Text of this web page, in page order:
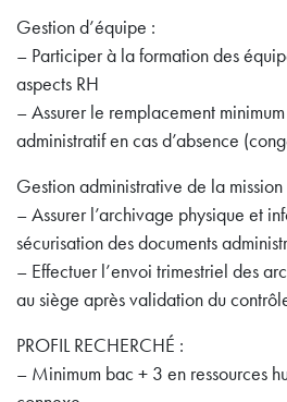
Gestion d’équipe :
– Participer à la formation des
aspects RH
– Assurer le remplacement
administratif en cas d’absence
Gestion administrative de la mission
– Assurer l’archivage physique et
sécurisation des documents
– Effectuer l’envoi trimestriel des
au siège après validation du
PROFIL RECHERCHÉ :
– Minimum bac + 3 en ressources